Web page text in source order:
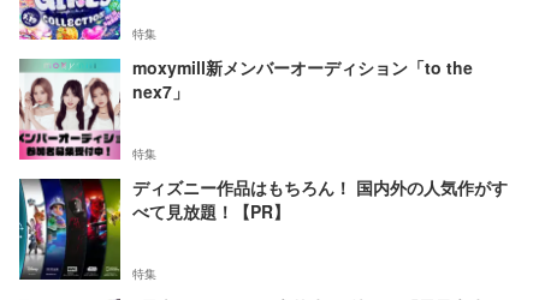
特集
moxymill新メンバーオーディション「to the
nex7」
特集
ディズニー作品はもちろん！ 国内外の人気作がす
べて見放題！【PR】
特集